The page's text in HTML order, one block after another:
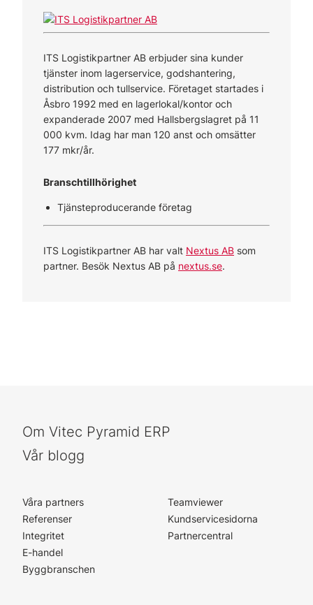
ITS Logistikpartner AB erbjuder sina kunder
tjänster inom lagerservice, godshantering,
distribution och tullservice. Företaget startades i
Åsbro 1992 med en lagerlokal/kontor och
expanderade 2007 med Hallsbergslagret på 11
000 kvm. Idag har man 120 anst och omsätter
177 mkr/år.
Branschtillhörighet
Tjänsteproducerande företag
ITS Logistikpartner AB har valt Nextus AB som
partner. Besök Nextus AB på nextus.se.
Om Vitec Pyramid ERP
Vår blogg
Våra partners
Referenser
Integritet
E-handel
Byggbranschen
Teamviewer
Kundservicesidorna
Partnercentral